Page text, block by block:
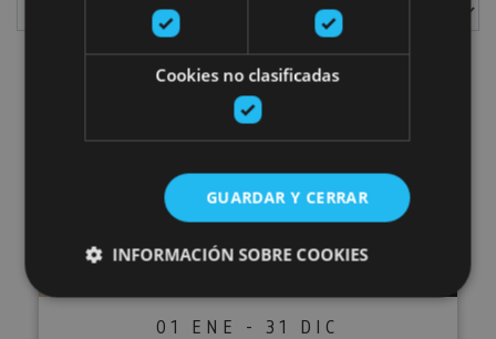
Las Eretas Archaeological Site
01 ENE - 31 DIC
Cookies no clasificadas
GUARDAR Y CERRAR
INFORMACIÓN SOBRE COOKIES